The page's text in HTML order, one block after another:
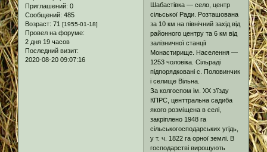
Приглашений: 0
Сообщений: 485
Возраст: 71 [1955-01-18]
Провел на форуме:
2 дня 19 часов
Последний визит:
2020-08-20 09:07:16
Шабастівка — село, центр
сільської Ради. Розташована
за 10 км на північний захід від
районного центру та 6 км від
залізничної станції
Монастирище. Населення —
1253 чоловіка. Сільраді
підпорядковані с. Половинчик
і селище Вільна.
За колгоспом ім. XX з’їзду
КПРС, центтральна садиба
якого розміщена в селі,
закріплено 1948 га
сільськогосподарських угідь,
у т. ч. 1822 га орної землі. В
господарстві вирощують